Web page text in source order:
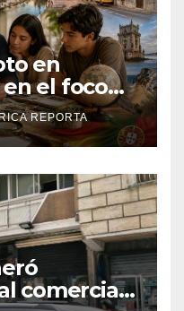
en
el foco
para
por
con
en España
REPORTA
comercial